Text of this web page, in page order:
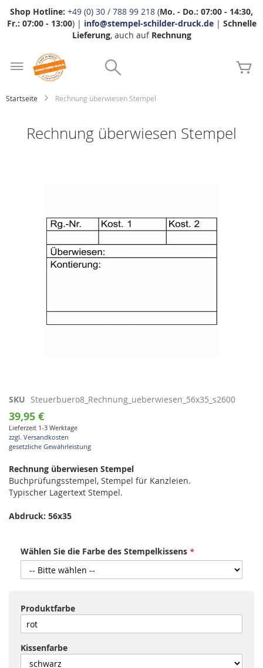
Shop Hotline: +49 (0) 30 / 788 99 218 (Mo. - Do.: 07:00 - 14:30,
Fr.: 07:00 - 13:00) | info@stempel-schilder-druck.de| Schnelle
Lieferung, auch auf Rechnung
Startseite Rechnung überwiesen Stempel
Rechnung überwiesen Stempel
Zum
Anfang
der
Bildgalerie
springen
SKU Steuerbuero8_Rechnung_ueberwiesen_56x35_s2600
39,95 €
Lieferzeit 1-3 Werktage
zzgl. Versandkosten
gesetzliche Gewährleistung
Rechnung überwiesen Stempel
Buchprüfungsstempel, Stempel für Kanzleien.
Typischer Lagertext Stempel.
Abdruck: 56x35
Wählen Sie die Farbe des Stempelkissens
Produktfarbe
Kissenfarbe